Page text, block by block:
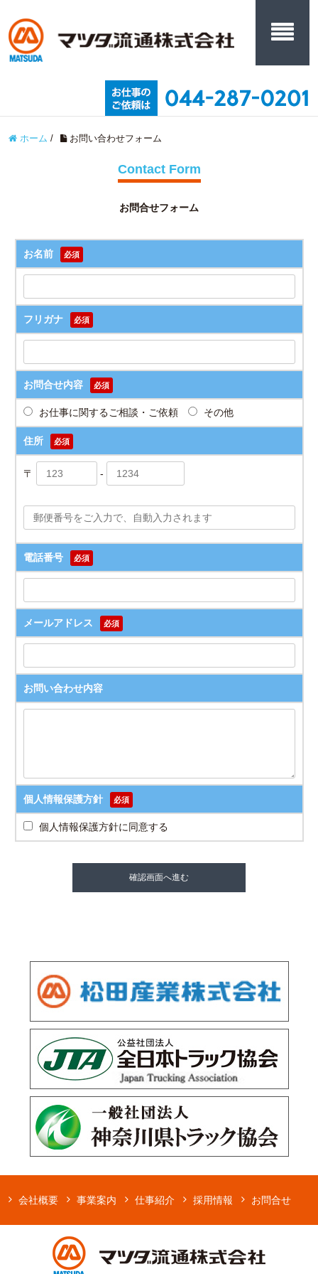
ホーム / お問い合わせフォーム
Contact Form
お問合せフォーム
お名前 必須
フリガナ 必須
お問合せ内容 必須
お仕事に関するご相談・ご依頼 その他
住所 必須
〒 -
電話番号 必須
メールアドレス 必須
お問い合わせ内容
個人情報保護方針 必須
個人情報保護方針に同意する
会社概要 事業案内 仕事紹介 採用情報 お問合せ